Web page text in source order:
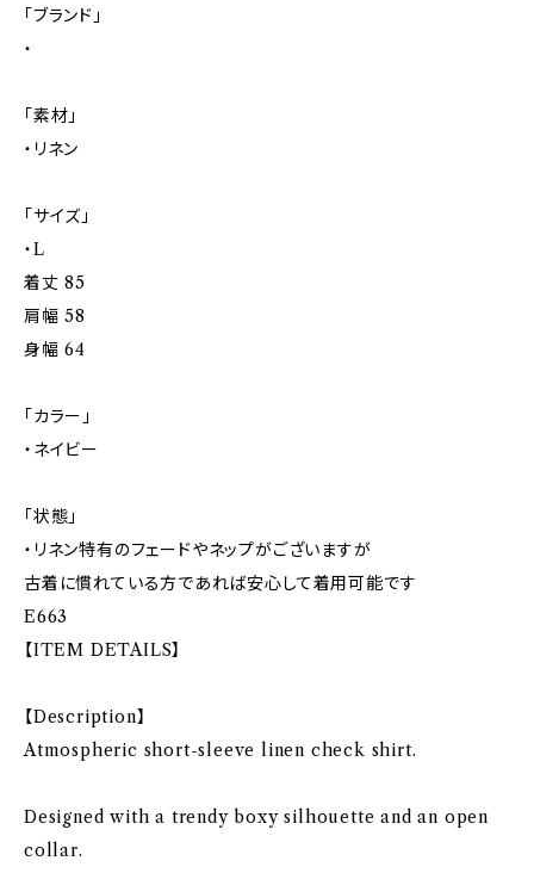
「ブランド」
・
「素材」
・リネン
「サイズ」
・L
着丈 85
肩幅 58
身幅 64
「カラー」
・ネイビー
「状態」
・リネン特有のフェードやネップがございますが
古着に慣れている方であれば安心して着用可能です
E663
【ITEM DETAILS】
【Description】
Atmospheric short-sleeve linen check shirt.
Designed with a trendy boxy silhouette and an open
collar.